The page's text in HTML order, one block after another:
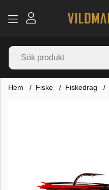
Hem Fiske Fiskedrag